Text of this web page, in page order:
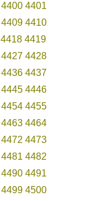
4400 4401
4409 4410
4418 4419
4427 4428
4436 4437
4445 4446
4454 4455
4463 4464
4472 4473
4481 4482
4490 4491
4499 4500